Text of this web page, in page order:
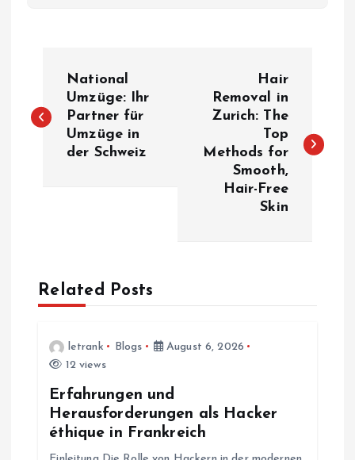
o
v
National
Umzüge: Ihr
Partner für
Umzüge in
der Schweiz
Hair
Removal in
Zurich: The
Top
Methods for
Smooth,
Hair-Free
Skin
Related Posts
letrank Blogs
August 6, 2026
12 views
Erfahrungen und
Herausforderungen als Hacker
éthique in Frankreich